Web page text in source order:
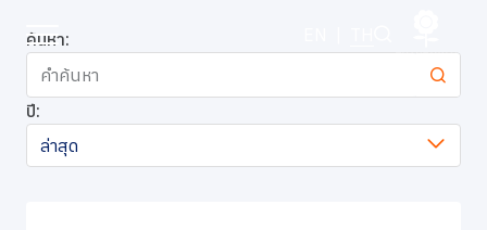
หน้าหลัก
ค้นหา:
ปี:
ล่าสุด